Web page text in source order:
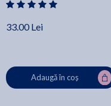
33.00 Lei
Adaugă în coș